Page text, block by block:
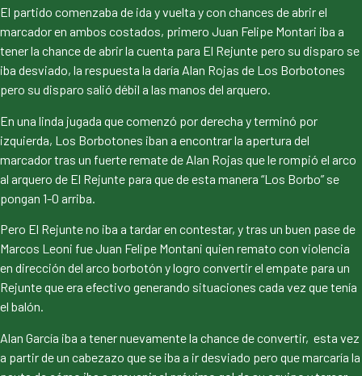
El partido comenzaba de ida y vuelta y con chances de abrir el
marcador en ambos costados, primero Juan Felipe Montari iba a
tener la chance de abrir la cuenta para El Rejunte pero su disparo se
iba desviado, la respuesta la daría Alan Rojas de Los Borbotones
pero su disparo salió débil a las manos del arquero.
En una linda jugada que comenzó por derecha y terminó por
izquierda, Los Borbotones iban a encontrar la apertura del
marcador tras un fuerte remate de Alan Rojas que le rompió el arco
al arquero de El Rejunte para que de esta manera “Los Borbo” se
pongan 1-0 arriba.
Pero El Rejunte no iba a tardar en contestar, y tras un buen pase de
Marcos Leoni fue Juan Felipe Montani quien remato con violencia
en dirección del arco borbotón y logro convertir el empate para un
Rejunte que era efectivo generando situaciones cada vez que tenía
el balón.
Alan García iba a tener nuevamente la chance de convertir, esta vez
a partir de un cabezazo que se iba a ir desviado pero que marcaría la